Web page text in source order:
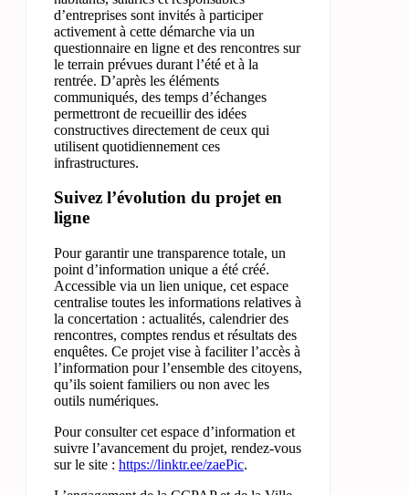
d’entreprises sont invités à participer
activement à cette démarche via un
questionnaire en ligne et des rencontres sur
le terrain prévues durant l’été et à la
rentrée. D’après les éléments
communiqués, des temps d’échanges
permettront de recueillir des idées
constructives directement de ceux qui
utilisent quotidiennement ces
infrastructures.
Suivez l’évolution du projet en
ligne
Pour garantir une transparence totale, un
point d’information unique a été créé.
Accessible via un lien unique, cet espace
centralise toutes les informations relatives à
la concertation : actualités, calendrier des
rencontres, comptes rendus et résultats des
enquêtes. Ce projet vise à faciliter l’accès à
l’information pour l’ensemble des citoyens,
qu’ils soient familiers ou non avec les
outils numériques.
Pour consulter cet espace d’information et
suivre l’avancement du projet, rendez-vous
sur le site : https://linktr.ee/zaePic.